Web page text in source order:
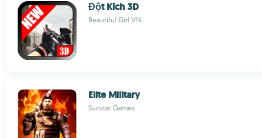
Đột Kích 3D
Beautiful Girl VN
Elite Military
Sunstar Games